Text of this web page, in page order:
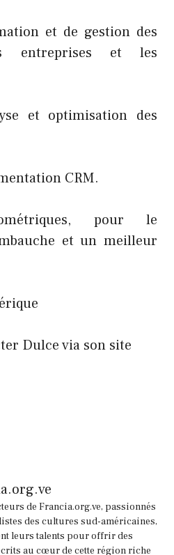
et de gestion des
entreprises et les
et optimisation des
CRM.
pour le
et un meilleur
Dulce via son site
de Francia.org.ve, passionnés
des cultures sud-américaines,
leurs talents pour offrir des
au cœur de cette région riche